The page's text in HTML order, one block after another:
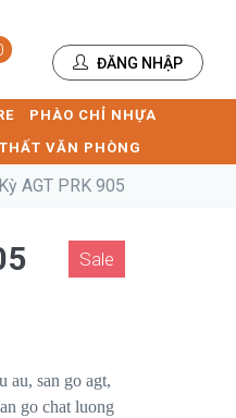
ĐĂNG NHẬP
PHÀO CHỈ NHỰA
VĂN PHÒNG
AGT PRK 905
Sale
au, san go agt,
go chat luong